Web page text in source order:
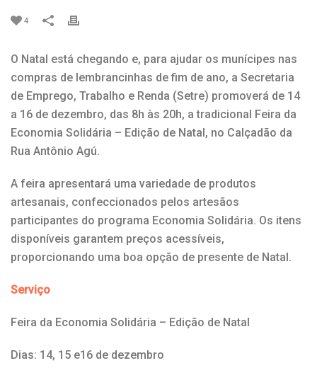
4
O Natal está chegando e, para ajudar os munícipes nas
compras de lembrancinhas de fim de ano, a Secretaria
de Emprego, Trabalho e Renda (Setre) promoverá de 14
a 16 de dezembro, das 8h às 20h, a tradicional Feira da
Economia Solidária – Edição de Natal, no Calçadão da
Rua Antônio Agú.
A feira apresentará uma variedade de produtos
artesanais, confeccionados pelos artesãos
participantes do programa Economia Solidária. Os itens
disponíveis garantem preços acessíveis,
proporcionando uma boa opção de presente de Natal.
Serviço
Feira da Economia Solidária – Edição de Natal
Dias: 14, 15 e16 de dezembro